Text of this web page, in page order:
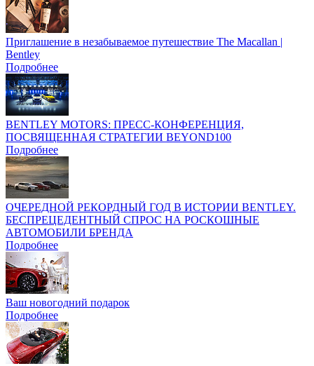
Приглашение в незабываемое путешествие The Macallan |
Bentley
Подробнее
BENTLEY MOTORS: ПРЕСС-КОНФЕРЕНЦИЯ,
ПОСВЯЩЕННАЯ СТРАТЕГИИ BEYOND100
Подробнее
ОЧЕРЕДНОЙ РЕКОРДНЫЙ ГОД В ИСТОРИИ BENTLEY.
БЕСПРЕЦЕДЕНТНЫЙ СПРОС НА РОСКОШНЫЕ
АВТОМОБИЛИ БРЕНДА
Подробнее
Ваш новогодний подарок
Подробнее